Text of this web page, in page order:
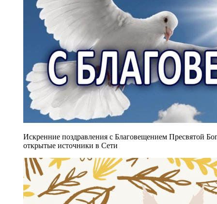
Искренние поздравления с Благовещением Пресвятой
открытые источники в Сети